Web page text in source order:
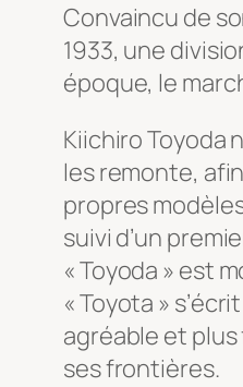
Convaincu de
1933, une
époque, le
Kiichiro Toyoda
les remonte,
propres
suivi d’un
« Toyoda » est
« Toyota »
agréable et
ses frontières.